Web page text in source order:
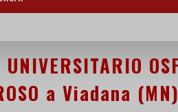
a Viadana